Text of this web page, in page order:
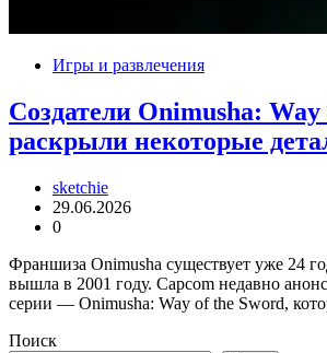
Игры и развлечения
Создатели Onimusha: Way
раскрыли некоторые
sketchie
29.06.2026
0
Франшиза Onimusha существует уже 24
вышла в 2001 году. Capcom недавно
серии — Onimusha: Way of the Sword,
Поиск